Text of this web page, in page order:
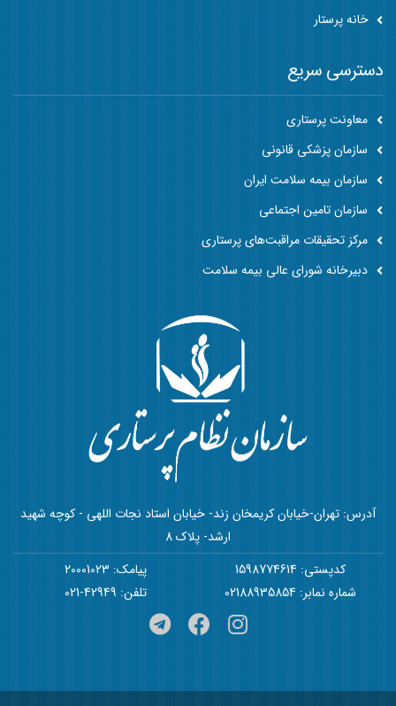
خانه پرستار
آدرس: تهران-خیابان کریمخان زند- خیابان استاد نجات اللهی - کوچه شهید
ارشد- پلاک 8
کدپستی: 1598774614
پیامک: 20001023
شماره نمابر: 02188935854
تلفن: 42949-021
دسترسی سریع
معاونت پرستاری
سازمان پزشکی قانونی
سازمان بیمه سلامت ایران
سازمان تامین اجتماعی
مرکز تحقیقات مراقبت‌های پرستاری
دبیرخانه شورای عالی بیمه سلامت